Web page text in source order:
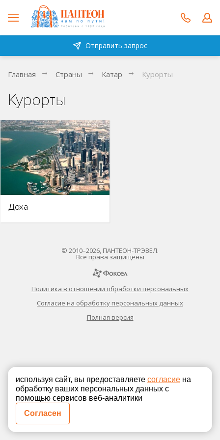
Отправить запрос
Главная Страны Катар Курорты
Курорты
Доха
© 2010–2026, ПАНТЕОН-ТРЭВЕЛ.
Все права защищены
Политика в отношении обработки персональных
Согласие на обработку персональных данных
Полная версия
используя сайт, вы предоставляете согласие на
обработку ваших персональных данных с
помощью сервисов веб-аналитики
Согласен